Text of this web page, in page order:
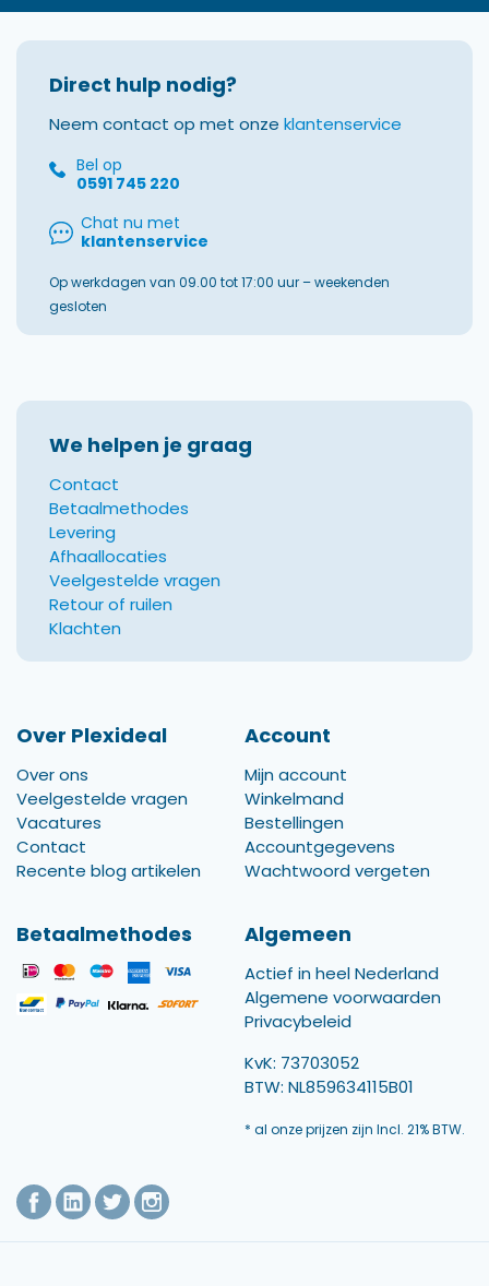
Direct hulp nodig?
Neem contact op met onze klantenservice
Bel op
0591 745 220
Chat nu met
klantenservice
Op werkdagen van 09.00 tot 17:00 uur – weekenden
gesloten
We helpen je graag
Contact
Betaalmethodes
Levering
Afhaallocaties
Veelgestelde vragen
Retour of ruilen
Klachten
Over Plexideal
Over ons
Veelgestelde vragen
Vacatures
Contact
Recente blog artikelen
Account
Mijn account
Winkelmand
Bestellingen
Accountgegevens
Wachtwoord vergeten
Betaalmethodes Algemeen
Actief in heel Nederland
Algemene voorwaarden
Privacybeleid
KvK: 73703052
BTW: NL859634115B01
* al onze prijzen zijn Incl. 21% BTW.